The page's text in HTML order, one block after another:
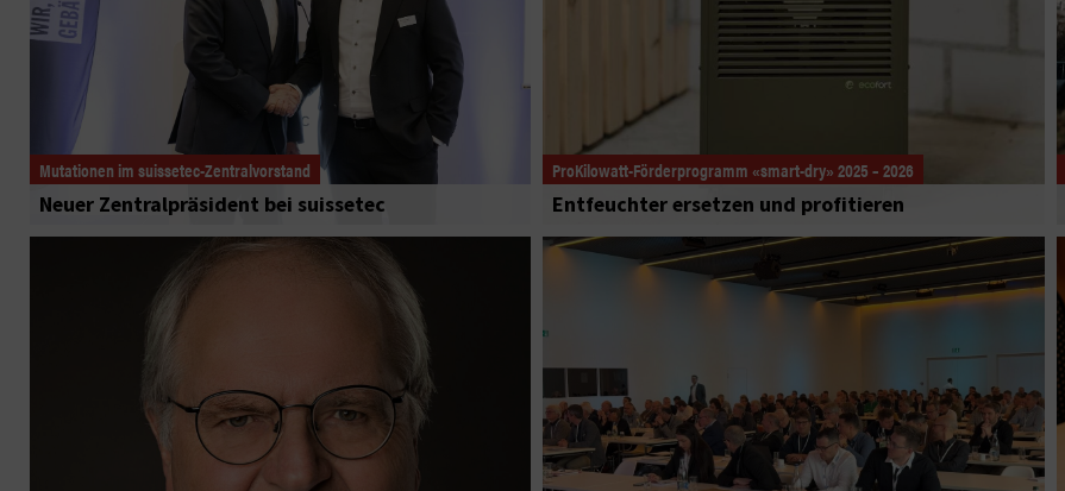
Mutationen im suissetec-Zentralvorstand
Neuer Zentralpräsident bei suissetec
ProKilowatt-Förderprogramm «smart-dry» 2025 – 2026
Entfeuchter ersetzen und profitieren